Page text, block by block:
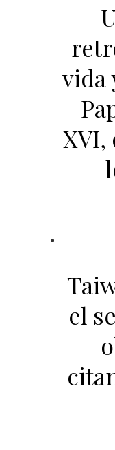
vida
el